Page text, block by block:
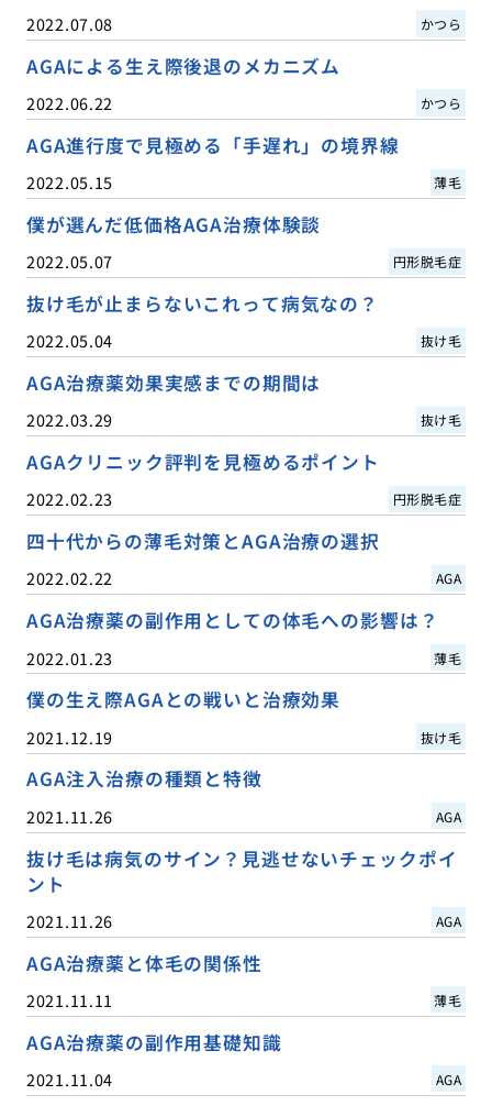
2022.07.08 かつら
AGAによる生え際後退のメカニズム
2022.06.22 かつら
AGA進行度で見極める「手遅れ」の境界線
2022.05.15 薄毛
僕が選んだ低価格AGA治療体験談
2022.05.07 円形脱毛症
抜け毛が止まらないこれって病気なの？
2022.05.04 抜け毛
AGA治療薬効果実感までの期間は
2022.03.29 抜け毛
AGAクリニック評判を見極めるポイント
2022.02.23 円形脱毛症
四十代からの薄毛対策とAGA治療の選択
2022.02.22 AGA
AGA治療薬の副作用としての体毛への影響は？
2022.01.23 薄毛
僕の生え際AGAとの戦いと治療効果
2021.12.19 抜け毛
AGA注入治療の種類と特徴
2021.11.26 AGA
抜け毛は病気のサイン？見逃せないチェックポイ
ント
2021.11.26 AGA
AGA治療薬と体毛の関係性
2021.11.11 薄毛
AGA治療薬の副作用基礎知識
2021.11.04 AGA